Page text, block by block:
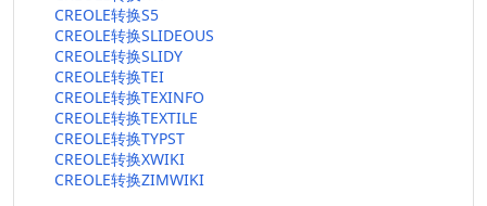
CREOLE转换S5
CREOLE转换SLIDEOUS
CREOLE转换SLIDY
CREOLE转换TEI
CREOLE转换TEXINFO
CREOLE转换TEXTILE
CREOLE转换TYPST
CREOLE转换XWIKI
CREOLE转换ZIMWIKI